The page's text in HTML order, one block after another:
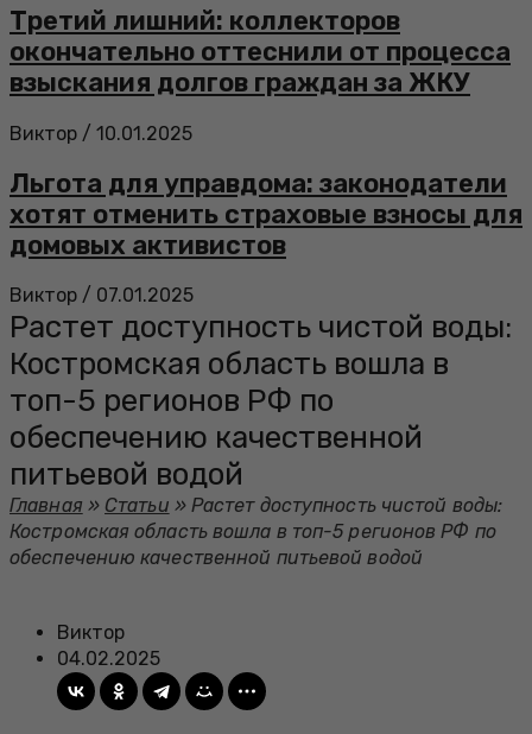
Третий лишний: коллекторов
окончательно оттеснили от процесса
взыскания долгов граждан за ЖКУ
Виктор / 10.01.2025
Льгота для управдома: законодатели
хотят отменить страховые взносы для
домовых активистов
Виктор / 07.01.2025
Растет доступность чистой воды:
Костромская область вошла в
топ-5 регионов РФ по
обеспечению качественной
питьевой водой
Главная » Статьи » Растет доступность чистой воды:
Костромская область вошла в топ-5 регионов РФ по
обеспечению качественной питьевой водой
Виктор
04.02.2025